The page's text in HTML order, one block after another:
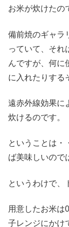
お米が炊けたの
備前焼のギャラ
っていて、それ
んですが、何に
に入れたりする
遠赤外線効果に
炊けるのです。
ということは・
ば美味しいので
というわけで、
用意したお米は
子レンジにかけ